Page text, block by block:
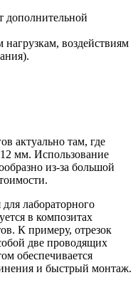
дополнительной
воздействиям
актуально там, где
мм. Использование
из-за большой
лабораторного
в композитах
К примеру, отрезок
две проводящих
обеспечивается
и быстрый монтаж.